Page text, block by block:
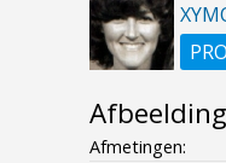
Afmetingen: